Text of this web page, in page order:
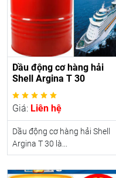
Dầu động cơ hàng hải
Shell Argina T 30
Giá: Liên hệ
Dầu động cơ hàng hải Shell
Argina T 30 là...